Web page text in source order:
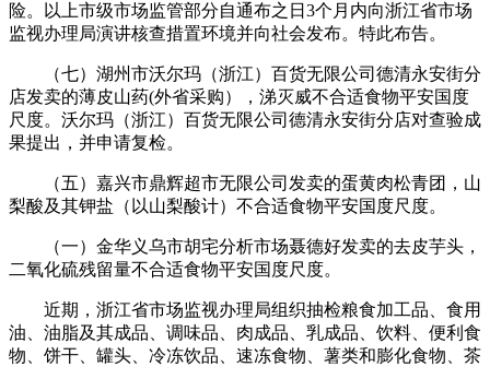
险。以上市级市场监管部分自通布之日3个月内向浙江省市场
监视办理局演讲核查措置环境并向社会发布。特此布告。
（七）湖州市沃尔玛（浙江）百货无限公司德清永安街分
店发卖的薄皮山药(外省采购），涕灭威不合适食物平安国度
尺度。沃尔玛（浙江）百货无限公司德清永安街分店对查验成
果提出，并申请复检。
（五）嘉兴市鼎辉超市无限公司发卖的蛋黄肉松青团，山
梨酸及其钾盐（以山梨酸计）不合适食物平安国度尺度。
（一）金华义乌市胡宅分析市场聂德好发卖的去皮芋头，
二氧化硫残留量不合适食物平安国度尺度。
近期，浙江省市场监视办理局组织抽检粮食加工品、食用
油、油脂及其成品、调味品、肉成品、乳成品、饮料、便利食
物、饼干、罐头、冷冻饮品、速冻食物、薯类和膨化食物、茶